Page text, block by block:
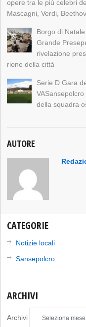
opere tra le più celebri
Mascagni, Verdi,
Borgo di
Grande
rivelazione
rione della città
Serie D Gara
della squadra
AUTORE
CATEGORIE
Notizie locali
Sansepolcro
ARCHIVI
Archivi